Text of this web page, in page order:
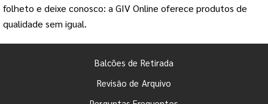
folheto e deixe conosco: a GIV Online oferece produtos de
qualidade sem igual.
Balcões de Retirada
Revisão de Arquivo